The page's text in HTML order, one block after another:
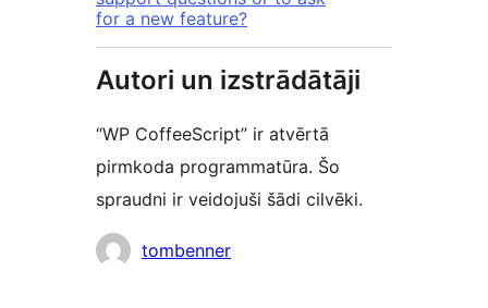
for a new feature?
Autori un izstrādātāji
“WP CoffeeScript” ir atvērtā
pirmkoda programmatūra. Šo
spraudni ir veidojuši šādi cilvēki.
Līdzdalībnieki
tombenner